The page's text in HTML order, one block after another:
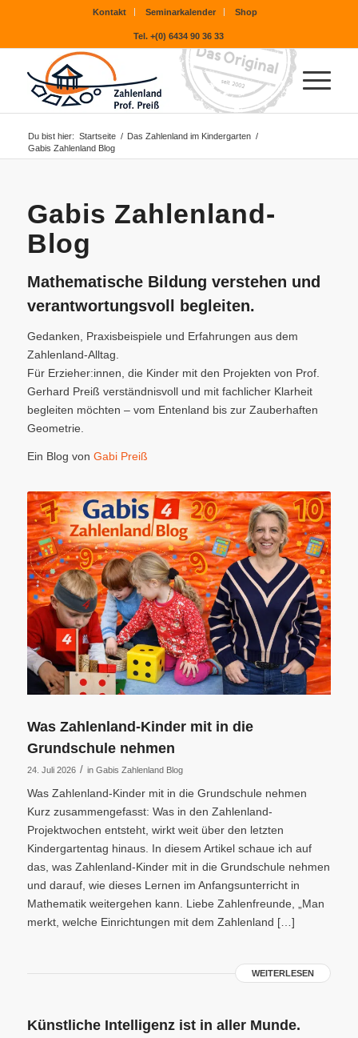
Kontakt Seminarkalender Shop
Tel. +(0) 6434 90 36 33
Du bist hier: Startseite / Das Zahlenland im Kindergarten /
Gabis Zahlenland Blog
Gabis Zahlenland-
Blog
Mathematische Bildung verstehen und
verantwortungsvoll begleiten.
Gedanken, Praxisbeispiele und Erfahrungen aus dem
Zahlenland-Alltag.
Für Erzieher:innen, die Kinder mit den Projekten von Prof.
Gerhard Preiß verständnisvoll und mit fachlicher Klarheit
begleiten möchten – vom Entenland bis zur Zauberhaften
Geometrie.
Ein Blog von Gabi Preiß
Was Zahlenland-Kinder mit in die
Grundschule nehmen
24. Juli 2026 / in Gabis Zahlenland Blog
Was Zahlenland-Kinder mit in die Grundschule nehmen
Kurz zusammengefasst: Was in den Zahlenland-
Projektwochen entsteht, wirkt weit über den letzten
Kindergartentag hinaus. In diesem Artikel schaue ich auf
das, was Zahlenland-Kinder mit in die Grundschule nehmen
und darauf, wie dieses Lernen im Anfangsunterricht in
Mathematik weitergehen kann. Liebe Zahlenfreunde, „Man
merkt, welche Einrichtungen mit dem Zahlenland […]
WEITERLESEN
Künstliche Intelligenz ist in aller Munde.